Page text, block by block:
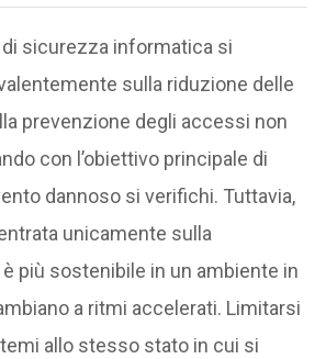
sicurezza informatica si
sulla riduzione delle
prevenzione degli accessi non
con l’obiettivo principale di
dannoso si verifichi. Tuttavia,
unicamente sulla
più sostenibile in un ambiente in
a ritmi accelerati. Limitarsi
allo stesso stato in cui si